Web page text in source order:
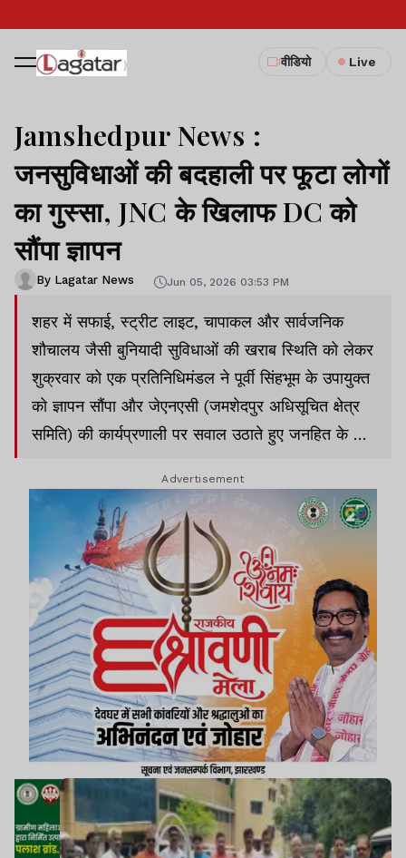
वीडियो Live
Jamshedpur News :
जनसुविधाओं की बदहाली पर फूटा लोगों
का गुस्सा, JNC के खिलाफ DC को
सौंपा ज्ञापन
By Lagatar News Jun 05, 2026 03:53 PM
शहर में सफाई, स्ट्रीट लाइट, चापाकल और सार्वजनिक
शौचालय जैसी बुनियादी सुविधाओं की खराब स्थिति को लेकर
शुक्रवार को एक प्रतिनिधिमंडल ने पूर्वी सिंहभूम के उपायुक्त
को ज्ञापन सौंपा और जेएनएसी (जमशेदपुर अधिसूचित क्षेत्र
समिति) की कार्यप्रणाली पर सवाल उठाते हुए जनहित के कई
Advertisement